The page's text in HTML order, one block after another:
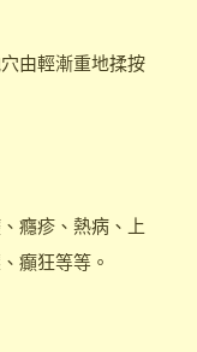
由輕漸重地揉按
癮疹、熱病、上
癲狂等等。